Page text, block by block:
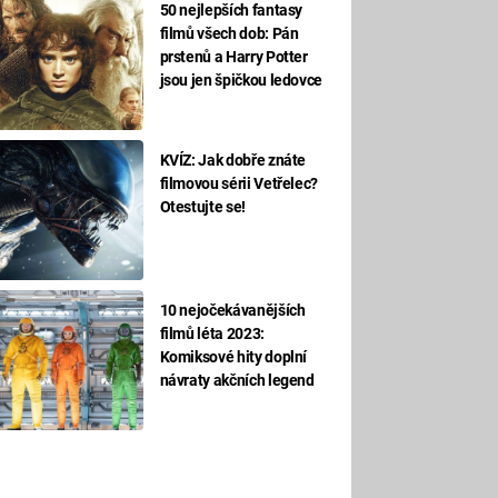
50 nejlepších fantasy
filmů všech dob: Pán
prstenů a Harry Potter
jsou jen špičkou ledovce
KVÍZ: Jak dobře znáte
filmovou sérii Vetřelec?
Otestujte se!
10 nejočekávanějších
filmů léta 2023:
Komiksové hity doplní
návraty akčních legend